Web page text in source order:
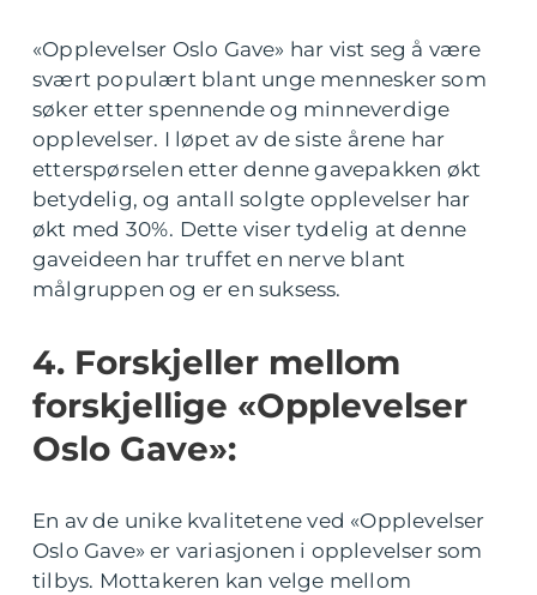
«Opplevelser Oslo Gave» har vist seg å være
svært populært blant unge mennesker som
søker etter spennende og minneverdige
opplevelser. I løpet av de siste årene har
etterspørselen etter denne gavepakken økt
betydelig, og antall solgte opplevelser har
økt med 30%. Dette viser tydelig at denne
gaveideen har truffet en nerve blant
målgruppen og er en suksess.
4. Forskjeller mellom
forskjellige «Opplevelser
Oslo Gave»:
En av de unike kvalitetene ved «Opplevelser
Oslo Gave» er variasjonen i opplevelser som
tilbys. Mottakeren kan velge mellom